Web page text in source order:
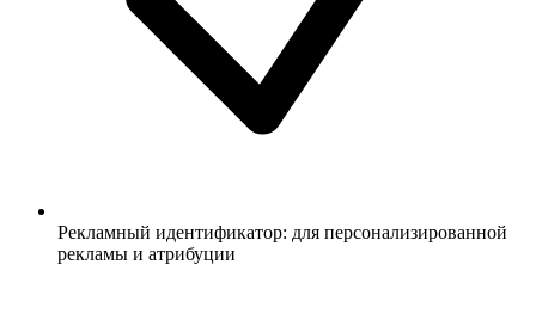
Рекламный идентификатор: для персонализированной
рекламы и атрибуции